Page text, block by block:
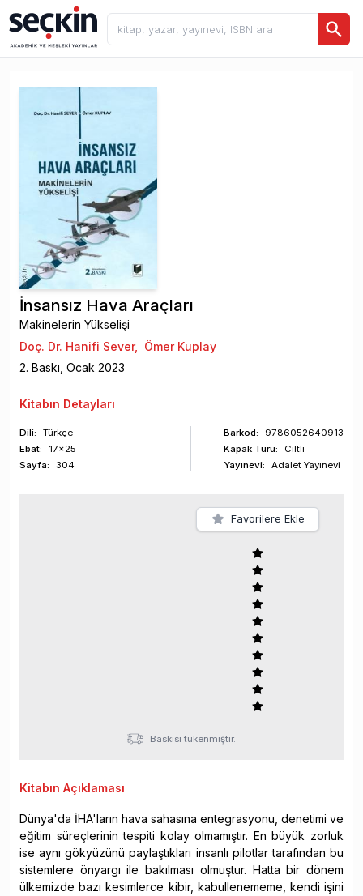
İnsansız Hava Araçları
Makinelerin Yükselişi
Doç. Dr. Hanifi Sever, Ömer Kuplay
2. Baskı, Ocak 2023
Kitabın Detayları
Dili:
Türkçe
Ebat:
17x25
Sayfa: 304
Barkod:
9786052640913
Kapak Türü:
Ciltli
Yayınevi:
Adalet Yayınevi
Favorilere Ekle
Baskısı tükenmiştir.
Kitabın Açıklaması
Dünya'da İHA'ların hava sahasına entegrasyonu, denetimi ve
eğitim süreçlerinin tespiti kolay olmamıştır. En büyük zorluk
ise aynı gökyüzünü paylaştıkları insanlı pilotlar tarafından bu
sistemlere önyargı ile bakılması olmuştur. Hatta bir dönem
ülkemizde bazı kesimlerce kibir, kabullenememe, kendi işini